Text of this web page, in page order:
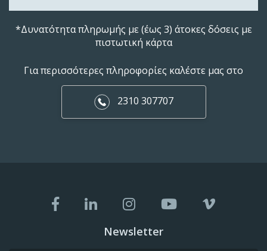
*Δυνατότητα πληρωμής με (έως 3) άτοκες δόσεις με
πιστωτική κάρτα
Για περισσότερες πληροφορίες καλέστε μας στο
2310 307707
Newsletter